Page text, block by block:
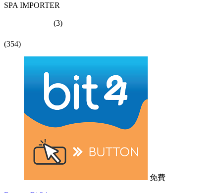
SPA IMPORTER
(3)
(354)
免費